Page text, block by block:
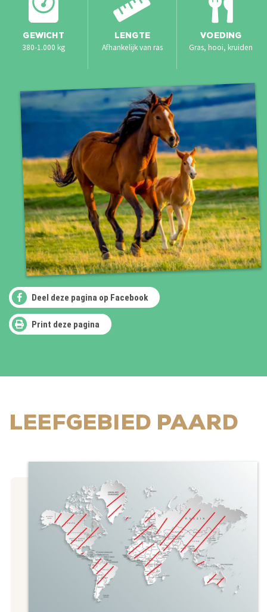
GEWICHT
380-1.000 kg
LENGTE
Afhankelijk van ras
VOEDING
Gras, hooi, kruiden
Deel deze pagina op Facebook
Print deze pagina
LEEFGEBIED PAARD